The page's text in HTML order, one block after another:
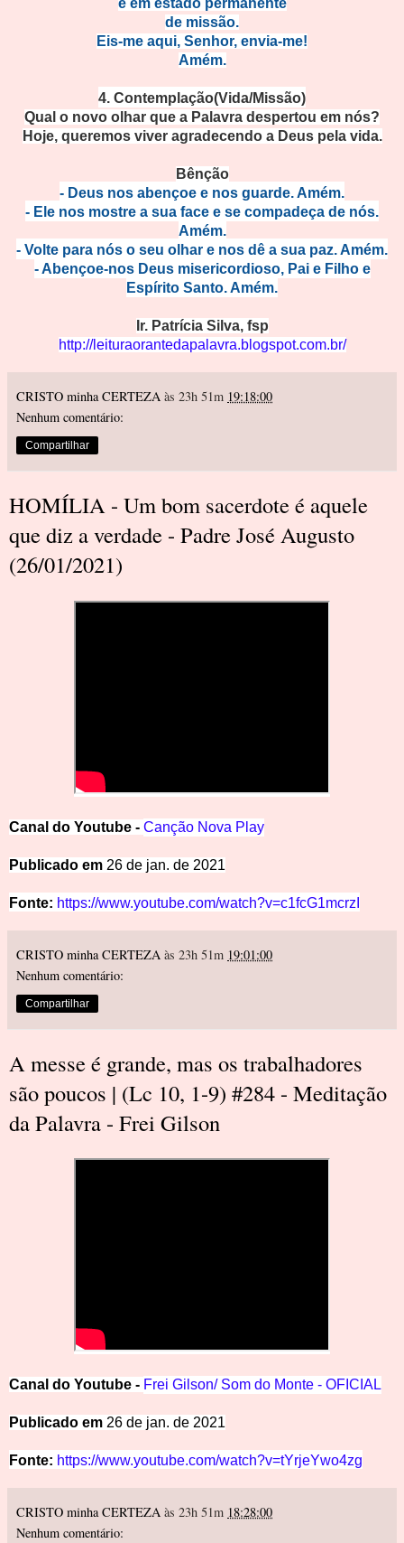
de missão.
Eis-me aqui, Senhor, envia-me!
Amém.
4. Contemplação(Vida/Missão)
Qual o novo olhar que a Palavra despertou em nós?
Hoje, queremos viver agradecendo a Deus pela vida.
Bênção
- Deus nos abençoe e nos guarde.Amém.
- Ele nos mostre a sua face e se compadeça de nós.
Amém.
- Volte para nós o seu olhar e nos dê a sua paz.Amém.
- Abençoe-nos Deus misericordioso, Pai e Filho e
Espírito Santo. Amém.
Ir. Patrícia Sil va, fsp
http://leituraorantedapalavra.blogspot.com.br/
CRISTO minha CERTEZA às 23h 51m 19:18:00
Nenhum comentário:
Compartilhar
HOMÍLIA - Um bom sacerdote é aquele
que diz a verdade - Padre José Augusto
(26/01/2021)
Canal do Youtube - Canção Nova Play
Pub licado em 26 de jan. de 2021
Fonte: https://www.youtube.com/watch?v=c1fcG1mcrzI
CRISTO minha CERTEZA às 23h 51m 19:01:00
Nenhum comentário:
Compartilhar
A messe é grande, mas os trabalhadores
são poucos | (Lc 10, 1-9) #284 - Meditação
da Palavra - Frei Gilson
Canal do Youtube - Frei Gilson/ Som do Monte - OFICIAL
Pub licado em 26 de jan. de 2021
Fonte: https://www.youtube.com/watch?v=tYrjeYwo4zg
CRISTO minha CERTEZA às 23h 51m 18:28:00
Nenhum comentário: